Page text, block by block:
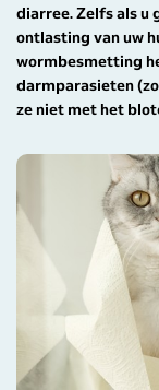
diarree. Zelfs als u
ontlasting van uw
wormbesmetting
darmparasieten
ze niet met het